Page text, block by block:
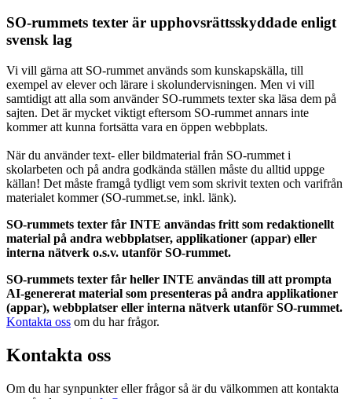
SO-rummets texter är upphovsrättsskyddade enligt
svensk lag
Vi vill gärna att SO-rummet används som kunskapskälla, till
exempel av elever och lärare i skolundervisningen. Men vi vill
samtidigt att alla som använder SO-rummets texter ska läsa dem på
sajten. Det är mycket viktigt eftersom SO-rummet annars inte
kommer att kunna fortsätta vara en öppen webbplats.
När du använder text- eller bildmaterial från SO-rummet i
skolarbeten och på andra godkända ställen måste du alltid uppge
källan! Det måste framgå tydligt vem som skrivit texten och varifrån
materialet kommer (SO-rummet.se, inkl. länk).
SO-rummets texter får INTE användas fritt som redaktionellt
material på andra webbplatser, applikationer (appar) eller
interna nätverk o.s.v. utanför SO-rummet.
SO-rummets texter får heller INTE användas till att prompta
AI-genererat material som presenteras på andra applikationer
(appar), webbplatser eller interna nätverk utanför SO-rummet.
Kontakta oss om du har frågor.
Kontakta oss
Om du har synpunkter eller frågor så är du välkommen att kontakta